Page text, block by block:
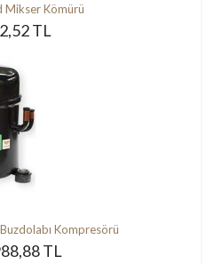
Mikser Kömürü
TL
Kompresörü
TL